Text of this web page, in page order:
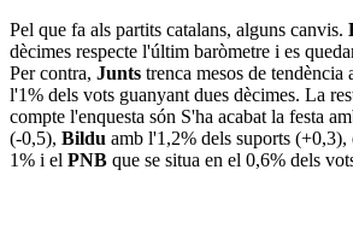
Pel que fa als partits catalans, alguns canvis.
dècimes respecte l'últim baròmetre i es
Per contra, Junts trenca mesos de tendència
l'1% dels vots guanyant dues dècimes. La
compte l'enquesta són S'ha acabat la festa
(-0,5), Bildu amb l'1,2% dels suports (+0,3),
1% i el PNB que se situa en el 0,6% dels